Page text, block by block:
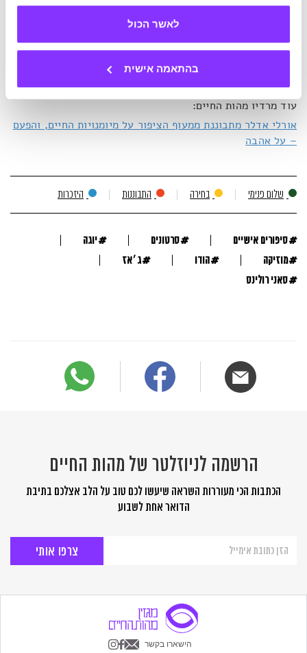
לאשר הכול
בהתאמה אישית
"החתיכה החסרה", לא בהכרח סיפור ילדים – משל חכם על
תפקיד בני הזוג במערכת יחסים
מהן 5 השפות שבהן מדברים אהבה – וכיצד ניתן לגשר ביניהן
עוד מרדיו מהות החיים:
אורלי אדלר מתבוננת ממעוף הציפור על מיומנויות החיים, והפעם
– על אהבה
שלום פנימי בחירה התבוננות היזכרות
#סיפורים אישיים #סרטונים #יוגה
#מוזיקה #הודו #ג׳אז
#סאני רולינס
הרשמה לניוזלטר של מהות החיים
הכתבות הכי מעוררות השראה שיעשו לכם טוב על הלב אצלכם בתיבת
הדואר אחת לשבוע
לניוזלטר
החיים
הישארו בקשר